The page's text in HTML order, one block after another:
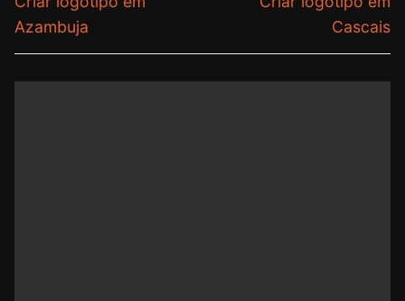
Azambuja
Cascais